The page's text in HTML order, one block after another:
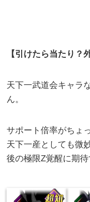
【引けたら当たり？
天下一武道会キャラ
ん。
サポート倍率がちょ
天下一産としても微
後の極限Z覚醒に期待